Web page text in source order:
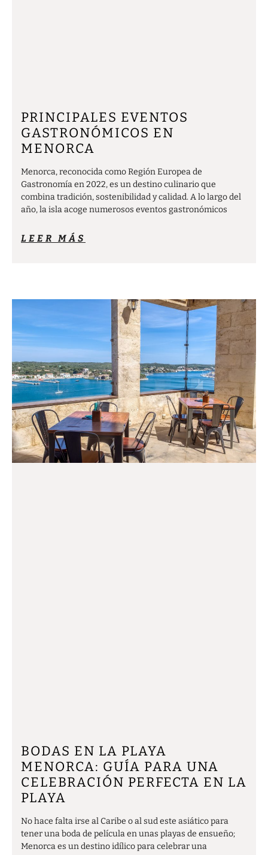
PRINCIPALES EVENTOS
GASTRONÓMICOS EN
MENORCA
Menorca, reconocida como Región Europea de
Gastronomía en 2022, es un destino culinario que
combina tradición, sostenibilidad y calidad. A lo largo del
año, la isla acoge numerosos eventos gastronómicos
LEER MÁS
BODAS EN LA PLAYA
MENORCA: GUÍA PARA UNA
CELEBRACIÓN PERFECTA EN LA
PLAYA
No hace falta irse al Caribe o al sud este asiático para
tener una boda de película en unas playas de ensueño;
Menorca es un destino idílico para celebrar una